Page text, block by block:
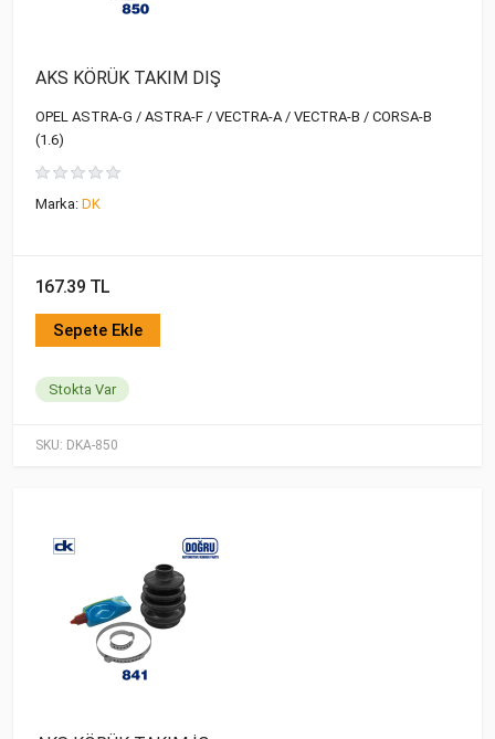
SKU: DKA-850
AKS KÖRÜK TAKIM DIŞ
OPEL ASTRA-G / ASTRA-F / VECTRA-A / VECTRA-B / CORSA-B
(1.6)
Marka: DK
167.39 TL
Sepete Ekle
Stokta Var